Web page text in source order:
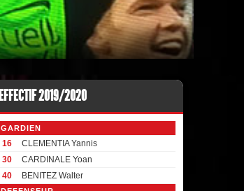
EFFECTIF 2019/2020
GARDIEN
16
CLEMENTIA Yannis
30
CARDINALE Yoan
40
BENITEZ Walter